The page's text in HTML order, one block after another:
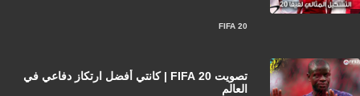
FIFA 20
تصويت FIFA 20 | كانتي أفضل ارتكاز دفاعي في
العالم